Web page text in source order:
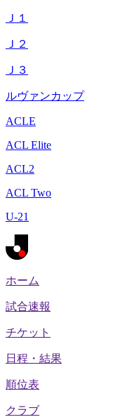
Ｊ１
Ｊ２
Ｊ３
ルヴァンカップ
ACLE
ACL Elite
ACL2
ACL Two
U-21
ホーム
試合速報
チケット
日程・結果
順位表
クラブ